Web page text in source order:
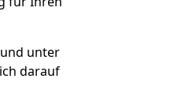
unter
darauf